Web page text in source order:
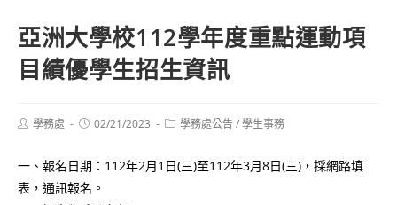
亞洲大學校112學年度重點運動項
目績優學生招生資訊
Post學務處
Post02/21/2023
Post學務處公告/學生事務
一、報名日期：112年2月1日(三)至112年3月8日(三)，採網路填
表，通訊報名。